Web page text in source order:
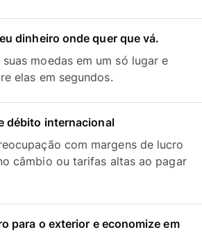
dinheiro onde quer que vá.
suas moedas em um só lugar e
elas em segundos.
débito internacional
com margens de lucro
câmbio ou tarifas altas ao pagar
para o exterior e economize em